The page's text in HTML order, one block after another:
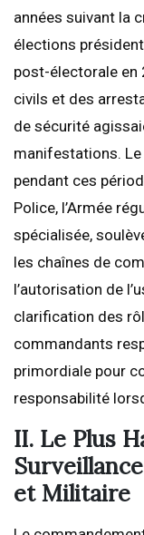
années suivant la
élections
post-électorale en
civils et des
de sécurité
manifestations.
pendant ces
Police, l’Armée
spécialisée,
les chaînes de
l’autorisation de
clarification des
commandants
primordiale pour
responsabilité
II. Le Plus
et Militaire